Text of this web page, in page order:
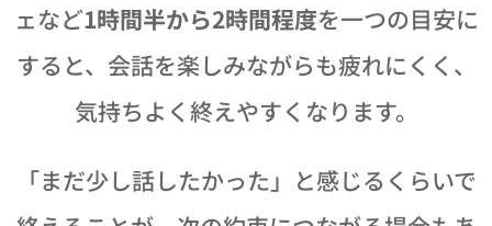
ェなど1時間半から2時間程度を一つの目安に
すると、会話を楽しみながらも疲れにくく、
気持ちよく終えやすくなります。
「まだ少し話したかった」と感じるくらいで